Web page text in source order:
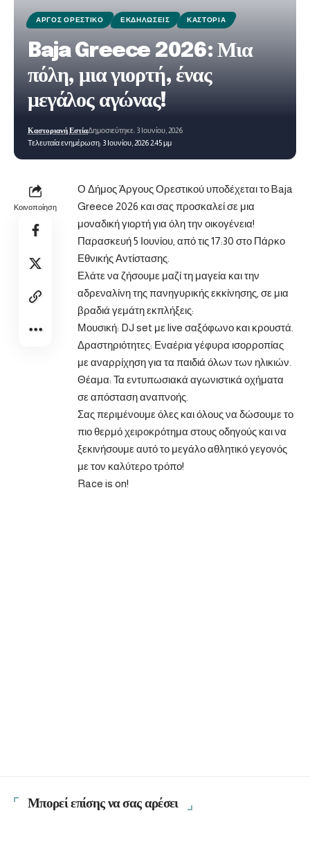
ΆΡΓΟΣ ΟΡΕΣΤΙΚΌ ΕΚΔΗΛΏΣΕΙΣ ΚΑΣΤΟΡΙΆ
Baja Greece 2026: Μια
πόλη, μια γιορτή, ένας
μεγάλος αγώνας!
Τελευταία ενημέρωση: 3 Ιουνίου, 2026 2:45 μμ
Καστοριανή ΕστίαΔημοσιεύτηκε: 3 Ιουνίου, 2026
Κοινοποίηση
Ο Δήμος Άργους Ορεστικού υποδέχεται το Baja
Greece 2026 και σας προσκαλεί σε μια
μοναδική γιορτή για όλη την οικογένεια!
Παρασκευή 5 Ιουνίου, από τις 17:30 στο Πάρκο
Εθνικής Αντίστασης.
Ελάτε να ζήσουμε μαζί τη μαγεία και την
αδρεναλίνη της πανηγυρικής εκκίνησης, σε μια
βραδιά γεμάτη εκπλήξεις:
Μουσική: DJ set με live σαξόφωνο και κρουστά.
Δραστηριότητες: Εναέρια γέφυρα ισορροπίας
με αναρρίχηση για τα παιδιά όλων των ηλικιών.
Θέαμα: Τα εντυπωσιακά αγωνιστικά οχήματα
σε απόσταση αναπνοής.
Σας περιμένουμε όλες και όλους να δώσουμε το
πιο θερμό χειροκρότημα στους οδηγούς και να
ξεκινήσουμε αυτό το μεγάλο αθλητικό γεγονός
με τον καλύτερο τρόπο!
Race is on!
Μπορεί επίσης να σας αρέσει